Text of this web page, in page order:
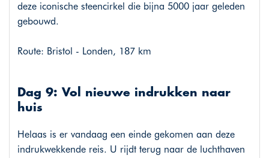
deze iconische steencirkel die bijna 5000 jaar geleden
gebouwd.
Route: Bristol - Londen, 187 km
Dag 9: Vol nieuwe indrukken naar
huis
Helaas is er vandaag een einde gekomen aan deze
indrukwekkende reis. U rijdt terug naar de luchthaven